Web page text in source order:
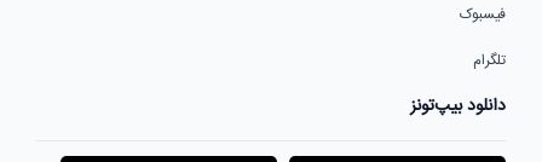
فیسبوک
تلگرام
دانلود بیپ‌تونز